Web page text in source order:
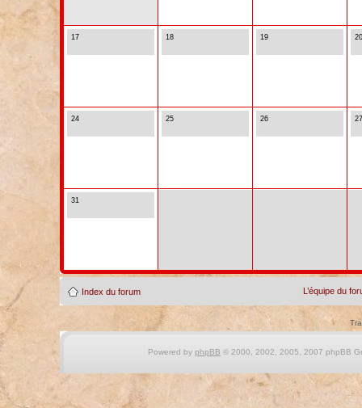
17 18 19 20
24 25 26 27
31
Index du forum L’équipe du
Powered by phpBB © 2000, 2002, 2005, 2007 phpBB